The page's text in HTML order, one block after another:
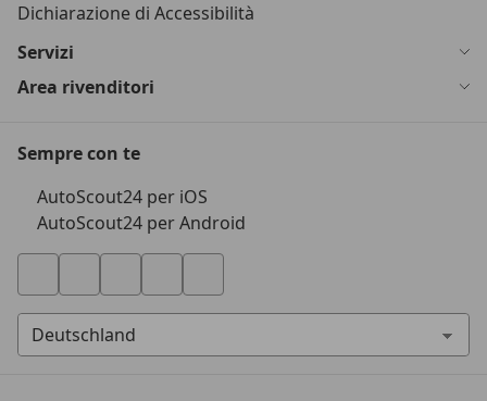
Dichiarazione di Accessibilità
Servizi
Area rivenditori
Sempre con te
AutoScout24 per iOS
AutoScout24 per Android